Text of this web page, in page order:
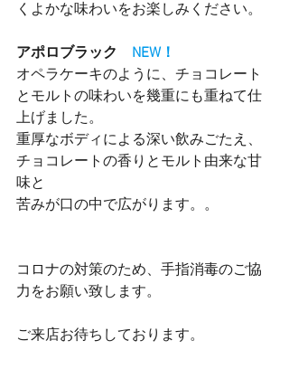
くよかな味わいをお楽しみください。
アポロブラック NEW！
オペラケーキのように、チョコレート
とモルトの味わいを幾重にも重ねて仕
上げました。
重厚なボディによる深い飲みごたえ、
チョコレートの香りとモルト由来な甘
味と
苦みが口の中で広がります。。
コロナの対策のため、手指消毒のご協
力をお願い致します。
ご来店お待ちしております。